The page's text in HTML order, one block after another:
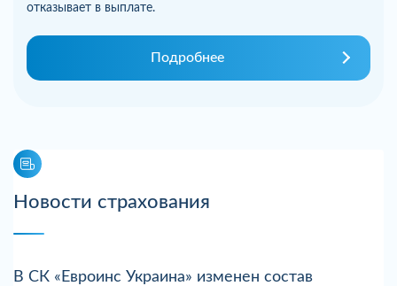
отказывает в выплате.
Подробнее
Новости страхования
В СК «Евроинс Украина» изменен состав